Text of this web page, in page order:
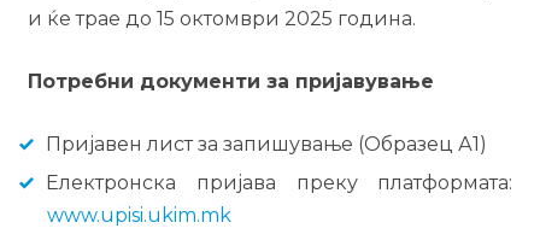
и ќе трае до 15 октомври 2025 година.
Потребни документи за пријавување
Пријавен лист за запишување (Образец А1)
Електронска пријава преку платформата:
www.upisi.ukim.mk